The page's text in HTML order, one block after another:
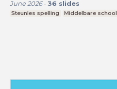
June 2026- 36 slides
Steunles spelling Middelbare school